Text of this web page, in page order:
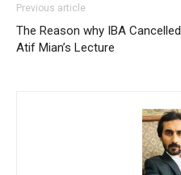
Previous article
The Reason why IBA Cancelled
Atif Mian’s Lecture